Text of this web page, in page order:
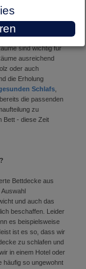
und
oder anderen
sind wichtig für
ausreichend
oder auch
die Erholung
Schlafs
die passenden
zu
Bett - diese Zeit
Bettdecke aus
und auch das
beschaffen. Leider
es beispielsweise
ist es so, dass wir
zu schlafen und
in einem Hotel oder
häufig so ungewohnt